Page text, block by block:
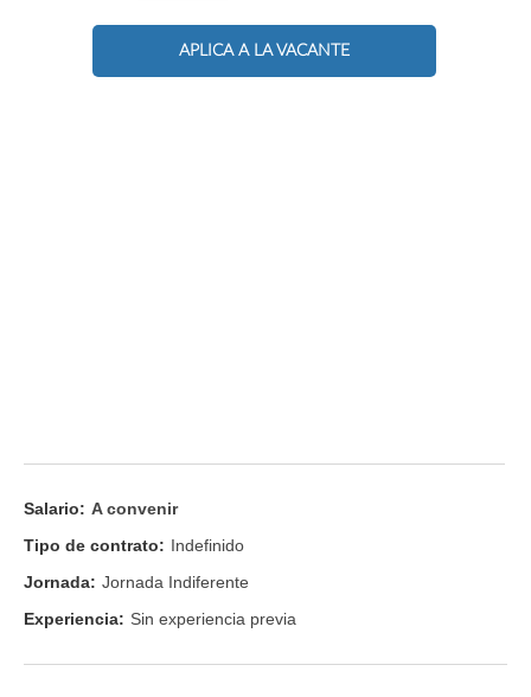
APLICA A LA VACANTE
Salario: A convenir
Tipo de contrato: Indefinido
Jornada: Jornada Indiferente
Experiencia: Sin experiencia previa